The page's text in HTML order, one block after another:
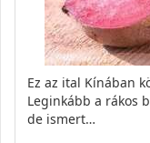
Ez az ital Kínában
Leginkább a rákos
de ismert…